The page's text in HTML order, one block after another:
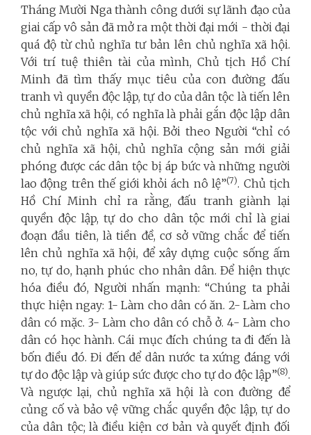
Tháng Mười Nga thành công dưới sự lãnh đạo của
giai cấp vô sản đã mở ra một thời đại mới - thời đại
quá độ từ chủ nghĩa tư bản lên chủ nghĩa xã hội.
Với trí tuệ thiên tài của mình, Chủ tịch Hồ Chí
Minh đã tìm thấy mục tiêu của con đường đấu
tranh vì quyền độc lập, tự do của dân tộc là tiến lên
chủ nghĩa xã hội, có nghĩa là phải gắn độc lập dân
tộc với chủ nghĩa xã hội. Bởi theo Người “chỉ có
chủ nghĩa xã hội, chủ nghĩa cộng sản mới giải
phóng được các dân tộc bị áp bức và những người
lao động trên thế giới khỏi ách nô lệ”(7). Chủ tịch
Hồ Chí Minh chỉ ra rằng, đấu tranh giành lại
quyền độc lập, tự do cho dân tộc mới chỉ là giai
đoạn đầu tiên, là tiền đề, cơ sở vững chắc để tiến
lên chủ nghĩa xã hội, để xây dựng cuộc sống ấm
no, tự do, hạnh phúc cho nhân dân. Để hiện thực
hóa điều đó, Người nhấn mạnh: “Chúng ta phải
thực hiện ngay: 1- Làm cho dân có ăn. 2- Làm cho
dân có mặc. 3- Làm cho dân có chỗ ở. 4- Làm cho
dân có học hành. Cái mục đích chúng ta đi đến là
bốn điều đó. Đi đến để dân nước ta xứng đáng với
tự do độc lập và giúp sức được cho tự do độc lập”(8).
Và ngược lại, chủ nghĩa xã hội là con đường để
củng cố và bảo vệ vững chắc quyền độc lập, tự do
của dân tộc; là điều kiện cơ bản và quyết định đối